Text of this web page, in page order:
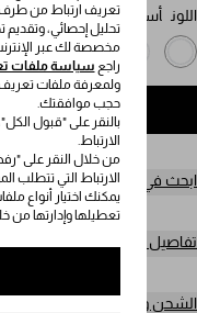
تعريف ارتباط من طرف
تحليل إحصائي،
مخصصة لك عبر
راجع سياسة ملفات
ولمعرفة ملفات تعريف
حجب موافقتك.
بالنقر على "قبول
الارتباط.
من خلال النقر على
الارتباط التي تتطلب
يمكنك اختيار أنواع
تعطيلها وإدارتها من
اللون أسود
ابحث في المتجر
تفاصيل المنتج
الشحن وعمليات الإرجاع مجاناً